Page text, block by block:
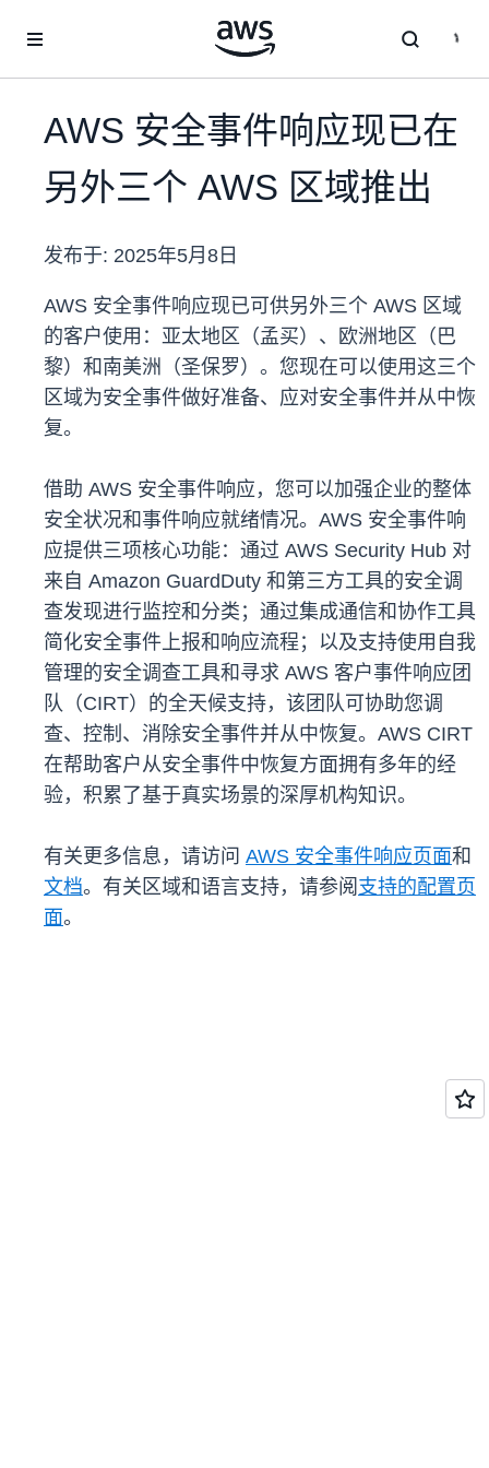
AWS 安全事件响应现已在
另外三个 AWS 区域推出
发布于: 2025年5月8日
AWS 安全事件响应现已可供另外三个 AWS 区域
的客户使用：亚太地区（孟买）、欧洲地区（巴
黎）和南美洲（圣保罗）。您现在可以使用这三个
区域为安全事件做好准备、应对安全事件并从中恢
复。
借助 AWS 安全事件响应，您可以加强企业的整体
安全状况和事件响应就绪情况。AWS 安全事件响
应提供三项核心功能：通过 AWS Security Hub 对
来自 Amazon GuardDuty 和第三方工具的安全调
查发现进行监控和分类；通过集成通信和协作工具
简化安全事件上报和响应流程；以及支持使用自我
管理的安全调查工具和寻求 AWS 客户事件响应团
队（CIRT）的全天候支持，该团队可协助您调
查、控制、消除安全事件并从中恢复。AWS CIRT
在帮助客户从安全事件中恢复方面拥有多年的经
验，积累了基于真实场景的深厚机构知识。
有关更多信息，请访问 AWS 安全事件响应页面和
文档。有关区域和语言支持，请参阅 支持的配置页
面。